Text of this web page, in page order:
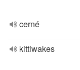
cerné
kittiwakes